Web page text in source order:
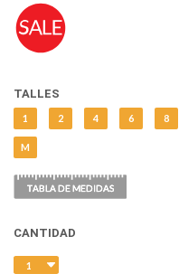
TALLES
1 2 4 6 8
M
CANTIDAD